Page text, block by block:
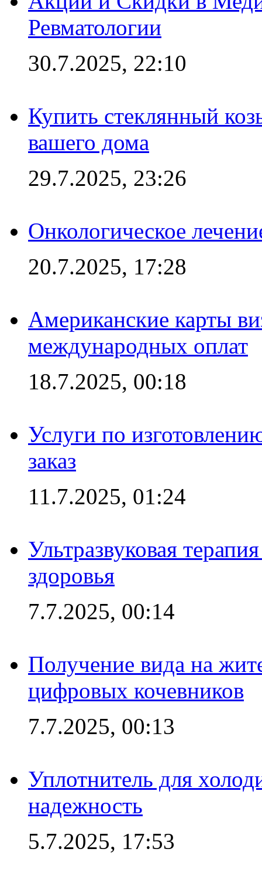
Ревматологии
30.7.2025, 22:10
Купить стеклянный
вашего дома
29.7.2025, 23:26
Онкологическое
20.7.2025, 17:28
Американские карты
международных оплат
18.7.2025, 00:18
Услуги по
заказ
11.7.2025, 01:24
Ультразвуковая
здоровья
7.7.2025, 00:14
Получение вида на
цифровых кочевников
7.7.2025, 00:13
Уплотнитель для
надежность
5.7.2025, 17:53